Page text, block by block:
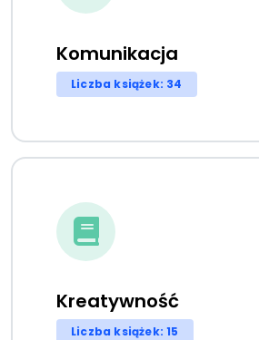
Komunikacja
Liczba książek: 34
Kreatywność
Liczba książek: 15